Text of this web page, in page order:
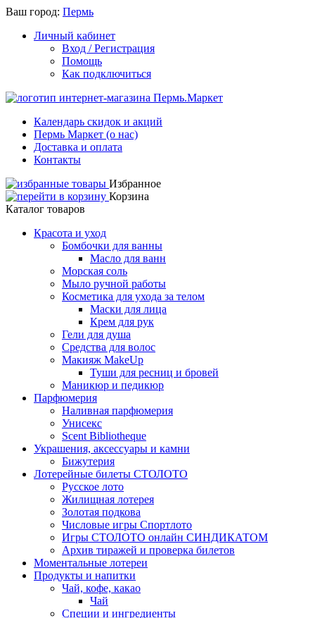
Ваш город: Пермь
Личный кабинет
Вход / Регистрация
Помощь
Как подключиться
Календарь скидок и акций
Пермь Маркет (о нас)
Доставка и оплата
Контакты
Избранное
Корзина
Каталог товаров
Красота и уход
Бомбочки для ванны
Масло для ванн
Морская соль
Мыло ручной работы
Косметика для ухода за телом
Маски для лица
Крем для рук
Гели для душа
Средства для волос
Макияж MakeUp
Туши для ресниц и бровей
Маникюр и педикюр
Парфюмерия
Наливная парфюмерия
Унисекс
Scent Bibliotheque
Украшения, аксессуары и камни
Бижутерия
Лотерейные билеты СТОЛОТО
Русское лото
Жилищная лотерея
Золотая подкова
Числовые игры Спортлото
Игры СТОЛОТО онлайн СИНДИКАТОМ
Архив тиражей и проверка билетов
Моментальные лотереи
Продукты и напитки
Чай, кофе, какао
Чай
Специи и ингредиенты